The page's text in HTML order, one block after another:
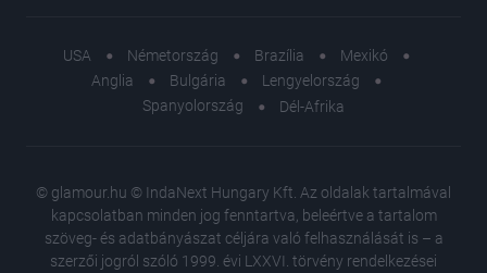
USA Németország Brazília
Mexikó
Anglia
Bulgária
Lengyelország
Spanyolország
Dél-Afrika
© glamour.hu © IndaNext Hungary Kft. Az oldalak tartalmával
kapcsolatban minden jog fenntartva, beleértve a tartalom
szöveg- és adatbányászat céljára való felhasználását is – a
szerzői jogról szóló 1999. évi LXXVI. törvény rendelkezései